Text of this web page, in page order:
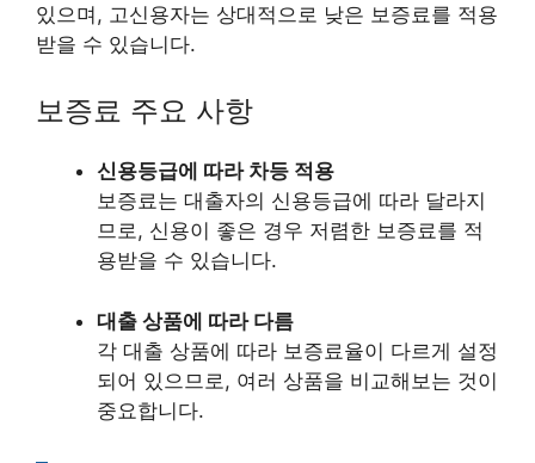
있으며, 고신용자는 상대적으로 낮은 보증료를 적용
받을 수 있습니다.
보증료 주요 사항
신용등급에 따라 차등 적용
보증료는 대출자의 신용등급에 따라 달라지
므로, 신용이 좋은 경우 저렴한 보증료를 적
용받을 수 있습니다.
대출 상품에 따라 다름
각 대출 상품에 따라 보증료율이 다르게 설정
되어 있으므로, 여러 상품을 비교해보는 것이
중요합니다.